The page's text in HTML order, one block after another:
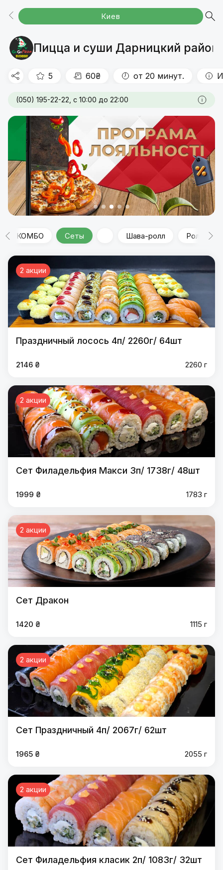
Киев
Пицца и суши Дарницкий район
5 60₴ от 20 минут.
(050) 195-22-22, с 10:00 до 22:00
КОМБО Сеты Шава-ролл Роллы
Акции
Пицца 30см
Пицца 45см
КОМБО
Сеты
Шава-ролл
Роллы
Запеченные роллы
Мини роллы
Кальцоне
Снеки
Напитки
2 акции
Праздничный лосось 4п/ 2260г/ 64шт
2146 ₴ 2260 г
2 акции
Сет Филадельфия Макси 3п/ 1738г/ 48шт
1999 ₴ 1783 г
2 акции
Сет Дракон
1420 ₴ 1115 г
2 акции
Сет Праздничный 4п/ 2067г/ 62шт
1965 ₴ 2055 г
2 акции
Сет Филадельфия класик 2п/ 1083г/ 32шт